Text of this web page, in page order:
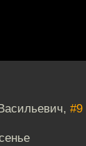
#9